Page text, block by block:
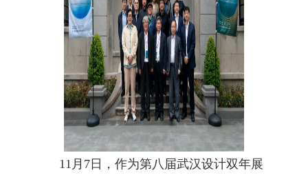
11月7日，作为第八届武汉设计双年展